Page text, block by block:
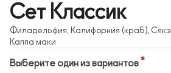
Сет Классик
Филадельфия, Калифорния (краб), Сякэ
Каппа маки
Выберите один из вариантов